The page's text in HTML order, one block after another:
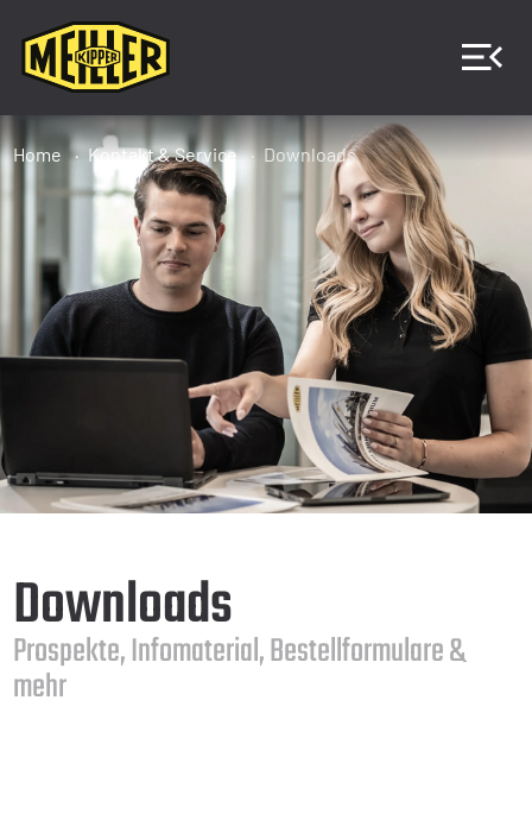
Home Kontakt & Service Downloads
Downloads
Prospekte, Infomaterial, Bestellformulare &
mehr